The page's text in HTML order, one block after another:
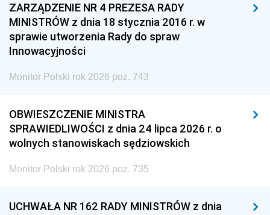
ZARZĄDZENIE NR 4 PREZESA RADY
MINISTRÓW z dnia 18 stycznia 2016 r. w
sprawie utworzenia Rady do spraw
Innowacyjności
Monitor Polski rok 2026 poz. 743
OBWIESZCZENIE MINISTRA
SPRAWIEDLIWOŚCI z dnia 24 lipca 2026 r. o
wolnych stanowiskach sędziowskich
Monitor Polski rok 2026 poz. 735
UCHWAŁA NR 162 RADY MINISTRÓW z dnia